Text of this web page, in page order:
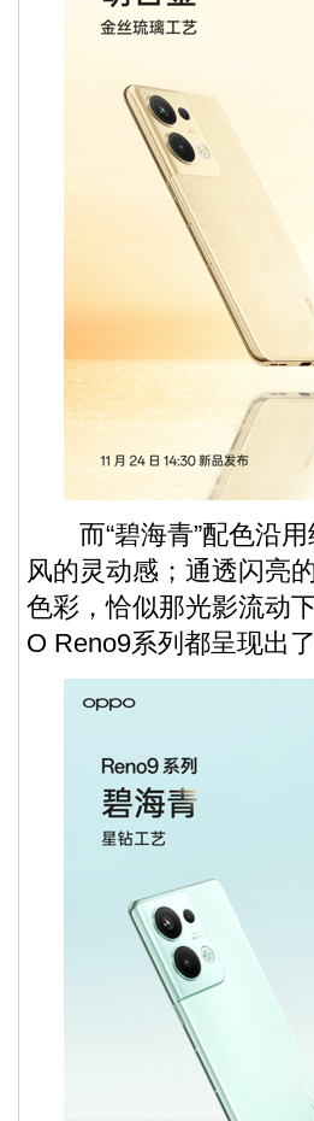
而“碧海青”配色沿用
风的灵动感；通透闪亮
色彩，恰似那光影流动
O Reno9系列都呈现出